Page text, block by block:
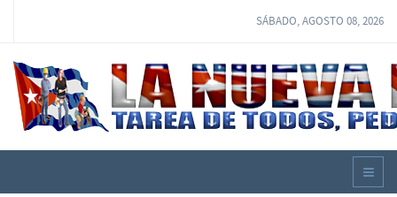
SÁBADO, AGOSTO 08, 2026